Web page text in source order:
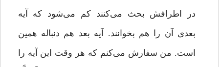
در اطرافش بحث مى‌‌کنند کم مى‌‌شود که آیه
بعدی آن را هم بخوانند. آیه بعد هم دنباله همین
است. من سفارش مى‌‌کنم که هر وقت این آیه را